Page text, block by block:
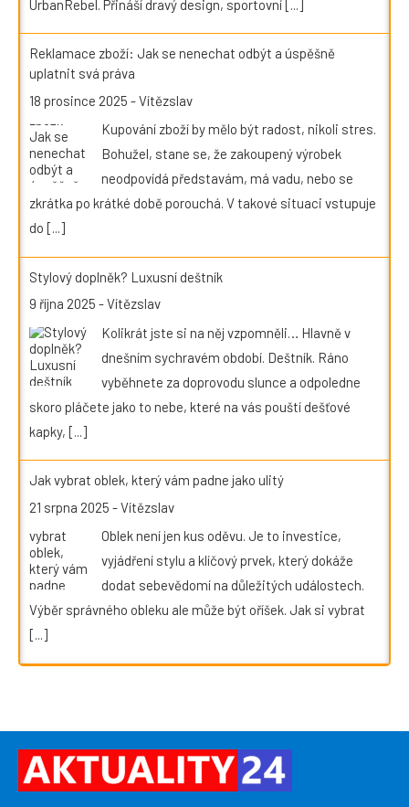
UrbanRebel. Přináší dravý design, sportovní[...]
Reklamace zboží: Jak se nenechat odbýt a úspěšně
uplatnit svá práva
18 prosince 2025 -Vítězslav
Kupování zboží by mělo být radost, nikoli stres.
Bohužel, stane se, že zakoupený výrobek
neodpovídá představám, má vadu, nebo se
zkrátka po krátké době porouchá. V takové situaci vstupuje
do [...]
Stylový doplněk? Luxusní deštník
9 října 2025 -Vítězslav
Kolikrát jste si na něj vzpomněli… Hlavně v
dnešním sychravém období. Deštník. Ráno
vyběhnete za doprovodu slunce a odpoledne
skoro pláčete jako to nebe, které na vás pouští dešťové
kapky, [...]
Jak vybrat oblek, který vám padne jako ulitý
21 srpna 2025 -Vítězslav
Oblek není jen kus oděvu. Je to investice,
vyjádření stylu a klíčový prvek, který dokáže
dodat sebevědomí na důležitých událostech.
Výběr správného obleku ale může být oříšek. Jak si vybrat
[...]